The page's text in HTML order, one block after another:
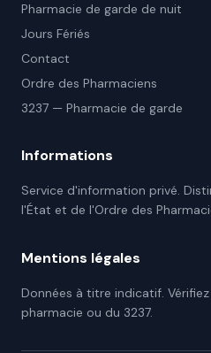
Pharmacie de garde de nuit
Jours Fériés
Contact
Ordre des Pharmaciens
3237 — Pharmacie de garde
Informations
Service d'information privé.
l'État et de l'Ordre des
Mentions légales
Données à titre indicatif.
pharmacie ou du 3237.